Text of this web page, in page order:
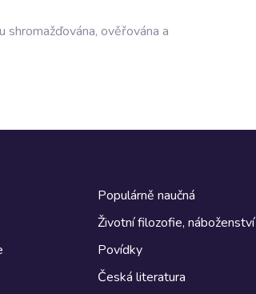
shromažďována, ověřována a
Populárně naučná
Životní filozofie, náboženství
Povídky
Česká literatura